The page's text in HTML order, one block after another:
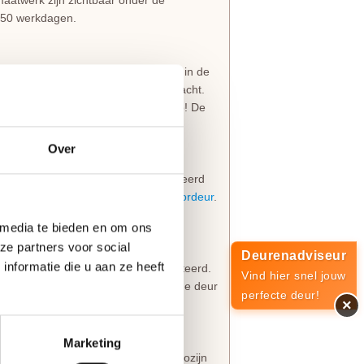
Over
te bieden en om ons
partners voor social
die u aan ze heeft
Marketing
werkdagen.
een 3-puntsluiting of een valdorpel in de
een standaard hoogte aangebracht.
de onderzijde van de deur. Let op! De
wordt gemonteerd
meestal geplaatst op een
voordeur.
eendeurkrukwordt gemonteerd.
of balkondeur. De infrezing in de deur
zowel in de deur als op het kozijn
Deurenadviseur
Vind hier snel jouw
perfecte deur!
×